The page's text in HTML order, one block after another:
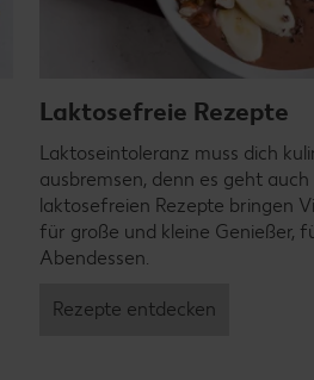
Laktosefreie Rezepte
Laktoseintoleranz muss dich
ausbremsen, denn es geht auch
laktosefreien Rezepte bringen
für große und kleine Genießer,
Abendessen.
Rezepte entdecken